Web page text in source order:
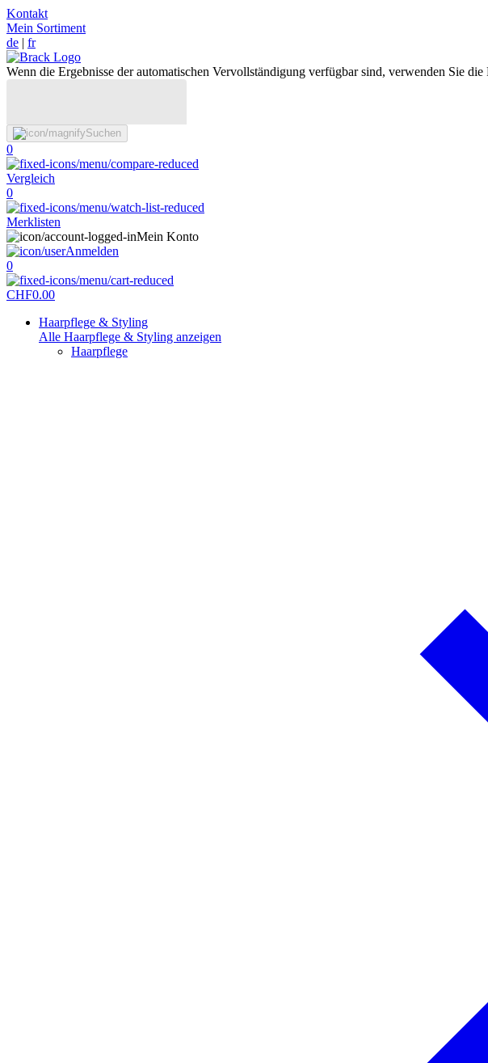
Kontakt
Mein Sortiment
de | fr
Wenn die Ergebnisse der automatischen Vervollständigung verfügbar sind, verwenden Sie
Suchen
0
Vergleich
0
Merklisten
Mein Konto
Anmelden
0
CHF0.00
Haarpflege & Styling
Alle Haarpflege & Styling anzeigen
Haarpflege